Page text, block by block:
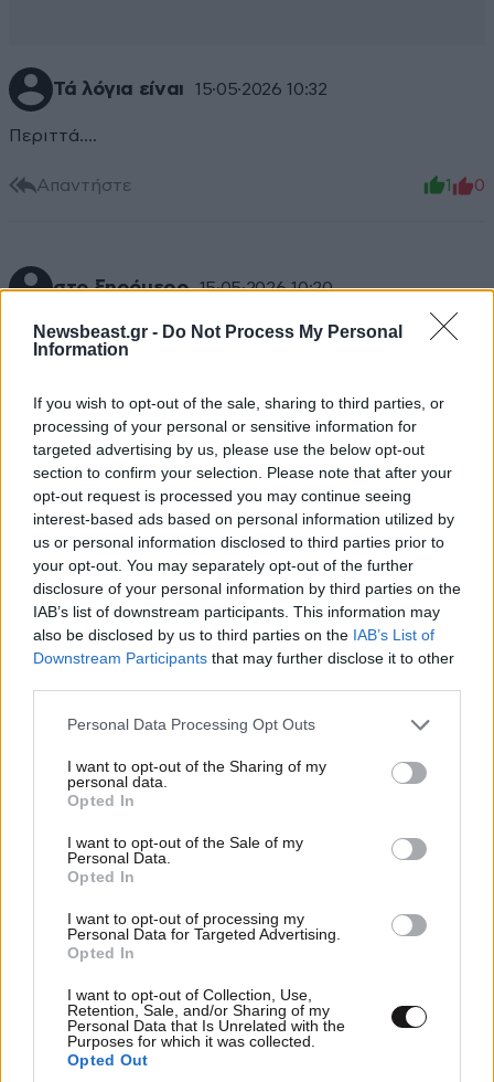
Newsbeast.gr - Do Not Process My Personal
Information
If you wish to opt-out of the sale, sharing to third parties, or
processing of your personal or sensitive information for
targeted advertising by us, please use the below opt-out
section to confirm your selection. Please note that after your
opt-out request is processed you may continue seeing
interest-based ads based on personal information utilized by
us or personal information disclosed to third parties prior to
your opt-out. You may separately opt-out of the further
disclosure of your personal information by third parties on the
IAB’s list of downstream participants. This information may
also be disclosed by us to third parties on the IAB’s List of
Downstream Participants that may further disclose it to other
Please note that this website/app uses one or more Google
not limited to your visit or usage behaviour. You may click to
grant or deny consent to Google and its third-party tags to
use your data for below specified purposes in below Google
consent section.
Personal Data Processing Opt Outs
I want to opt-out of the Sharing of my
personal data.
Opted In
I want to opt-out of the Sale of my
Personal Data.
Opted In
I want to opt-out of processing my
Personal Data for Targeted Advertising.
Opted In
I want to opt-out of Collection, Use,
Retention, Sale, and/or Sharing of my
Personal Data that Is Unrelated with the
Purposes for which it was collected.
Opted Out
Τά λόγια είναι 15·05·2026 10:32
Περιττά....
Απαντήστε 1 0
στο ξηρόμερο 15·05·2026 10:20
δεμένοι να ισοπεδώνουν το βουνό μέχρι να
εξοφλήσουν τα έξοδα που δημιούργησαν και μετά
ξαγυρίσουν ποτέ στην Ελλάδα
Απαντήστε
TRENDING
ΟΙΚΟΝΟΜΙΑ08·08·2026 13:03
Ποιοι φορολογούμενοι θα λάβουν email ή
τηλεφώνημα από την ΑΑΔΕ για φορολογικές
εκκρεμότητες